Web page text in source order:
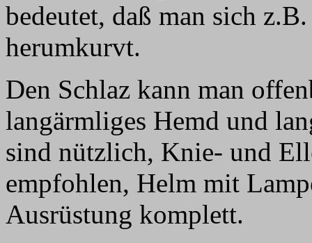
bedeutet, daß man sich
herumkurvt.
Den Schlaz kann man
langärmliges Hemd und
sind nützlich, Knie- und
empfohlen, Helm mit
Ausrüstung komplett.